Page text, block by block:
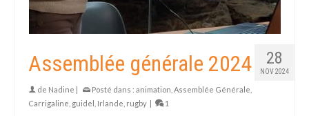
28
NOV 2024
Assemblée générale 2024
de Nadine | Posté dans : animation Assemblée Générale
Carrigaline guidel Irlande rugby | 1